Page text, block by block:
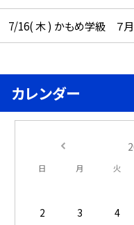
7/16( 木 ) かもめ学級 ７月
カレンダー
日 月 火
2
3 4